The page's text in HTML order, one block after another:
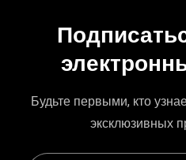
Будьте первыми, кто
эксклюзивных